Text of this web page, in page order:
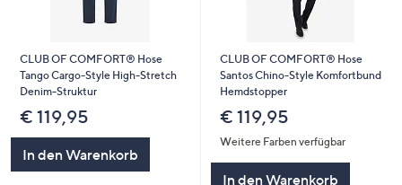
CLUB OF COMFORT® Hose
Tango Cargo-Style High-Stretch
Denim-Struktur
€ 119,95
In den Warenkorb
CLUB OF COMFORT® Hose
Santos Chino-Style Komfortbund
Hemdstopper
€ 119,95
Weitere Farben verfügbar
In den Warenkorb